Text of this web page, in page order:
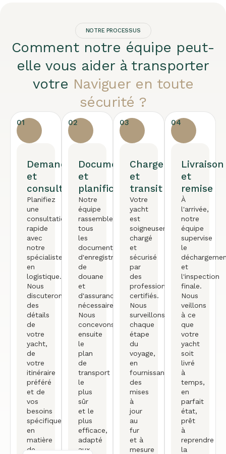
NOTRE PROCESSUS
Comment notre équipe peut-
elle vous aider à transporter
votre Naviguer en toute
sécurité ?
01
Demande
et
consultation
Planifiez
une
consultation
rapide
avec
notre
spécialiste
en
logistique.
Nous
discuterons
des
détails
de
votre
yacht,
de
votre
itinéraire
préféré
et de
vos
besoins
spécifiques
en
matière
de
02
Documentation
et
planification
Notre
équipe
rassemble
tous
les
documents
d'enregistrement,
de
douane
et
d'assurance
nécessaires.
Nous
concevons
ensuite
le
plan
de
transport
le
plus
sûr
et le
plus
efficace,
adapté
aux
03
Chargement
et
transit
Votre
yacht
est
soigneusement
chargé
et
sécurisé
par
des
professionnels
certifiés.
Nous
surveillons
chaque
étape
du
voyage,
en
fournissant
des
mises
à
jour
au
fur
et à
mesure
04
Livraison
et
remise
À
l'arrivée,
notre
équipe
supervise
le
et
l'inspection
finale.
Nous
veillons
à ce
que
votre
yacht
soit
livré
à
temps,
en
parfait
état,
prêt
à
reprendre
la
Spanish
Portuguese
German
Arabic